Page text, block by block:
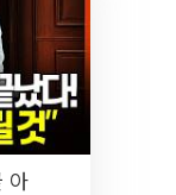
아